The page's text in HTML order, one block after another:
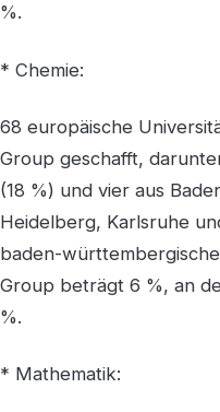
%.
* Chemie:
68 europäische
Group geschafft,
(18 %) und vier aus
Heidelberg, Karlsruhe
baden-
Group beträgt 6 %, an
%.
* Mathematik: